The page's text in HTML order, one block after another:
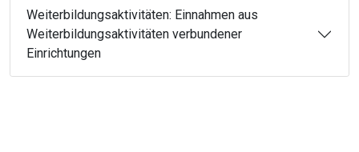
Weiterbildungsaktivitäten: Einnahmen aus
Weiterbildungsaktivitäten verbundener
Einrichtungen